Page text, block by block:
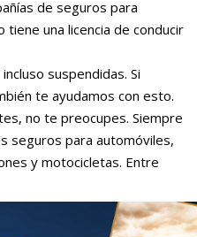
de seguros para
una licencia de conducir
suspendidas. Si
te ayudamos con esto.
no te preocupes. Siempre
seguros para automóviles,
y motocicletas. Entre